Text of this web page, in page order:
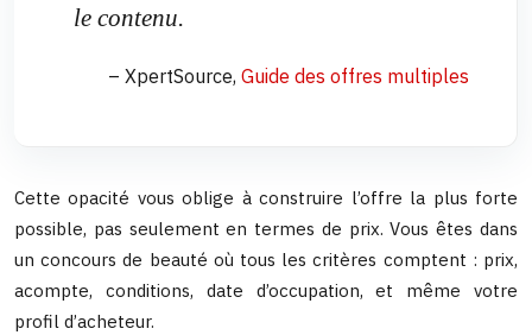
le contenu.
– XpertSource, Guide des offres multiples
Cette opacité vous oblige à construire l’offre la plus forte
possible, pas seulement en termes de prix. Vous êtes dans
un concours de beauté où tous les critères comptent : prix,
acompte, conditions, date d’occupation, et même votre
profil d’acheteur.